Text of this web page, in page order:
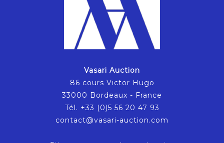
Vasari Auction
86 cours Victor Hugo
33000 Bordeaux - France
Tél. +33 (0)5 56 20 47 93
contact@vasari-auction.com